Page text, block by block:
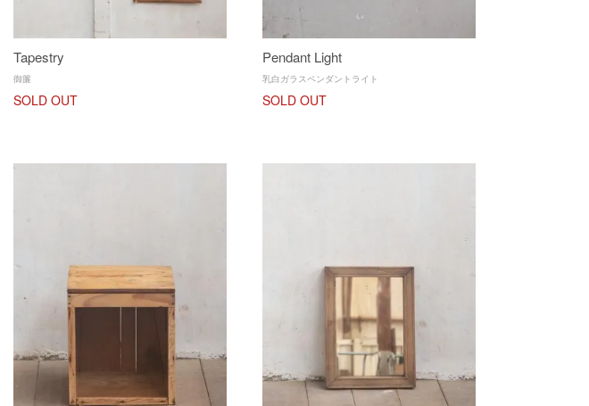
Tapestry
御簾
SOLD OUT
Pendant Light
乳白ガラスペンダントライト
SOLD OUT